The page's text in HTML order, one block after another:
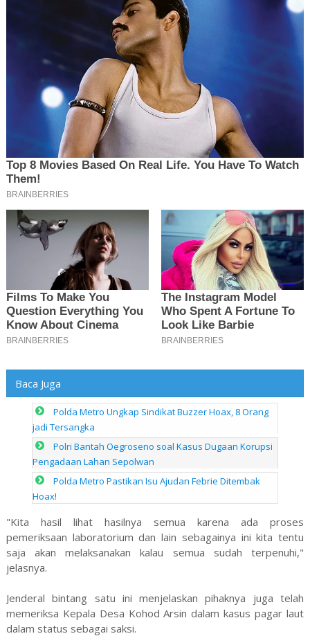
Baca Juga
Polda Metro Ungkap Sindikat Buzzer Hoax, 8 Orang
jadi Tersangka
Polri Bantah Oegroseno soal Kasus Dugaan Korupsi
Pengadaan Lahan Sepolwan
Polda Metro Pastikan Isu Ajudan Febrie Ditembak
Hoax!
"Kita hasil lihat hasilnya semua karena ada proses
pemeriksaan laboratorium dan lain sebagainya ini kita tentu
saja akan melaksanakan kalau semua sudah terpenuhi,"
jelasnya.
Jenderal bintang satu ini menjelaskan pihaknya juga telah
memeriksa Kepala Desa Kohod Arsin dalam kasus pagar laut
dalam status sebagai saksi.